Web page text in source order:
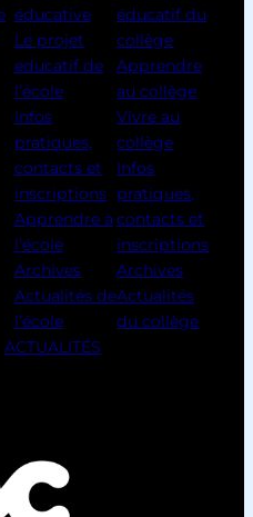
éducative
Le projet
educatif de
l’école
Infos
pratiques,
contacts et
inscriptions
Apprendre à
l’école
Archives
Actualités de
l’école
éducatif du
collège
Apprendre
au collège
Vivre au
collège
Infos
pratiques,
contacts et
inscriptions
Archives
Actualités
du collège
ACTUALITÉS